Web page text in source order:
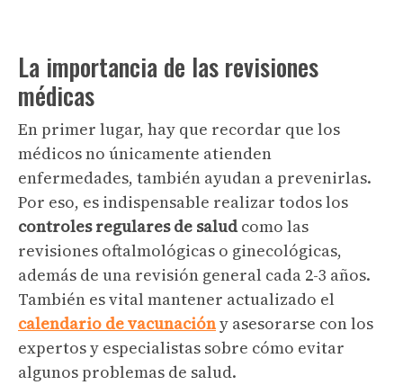
La importancia de las revisiones
médicas
En primer lugar, hay que recordar que los
médicos no únicamente atienden
enfermedades, también ayudan a prevenirlas.
Por eso, es indispensable realizar todos los
controles regulares de saludcomo las
revisiones oftalmológicas o ginecológicas,
además de una revisión general cada 2-3 años.
También es vital mantener actualizado el
calendario de vacunacióny asesorarse con los
expertos y especialistas sobre cómo evitar
algunos problemas de salud.